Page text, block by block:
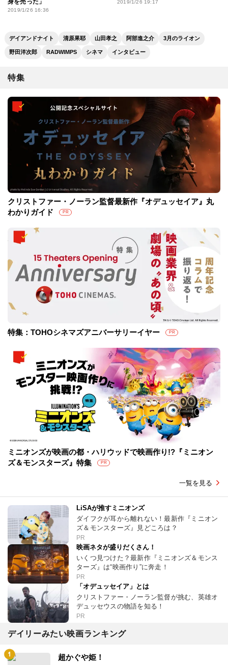
身を売った」
2019/1/26 16:36
2019/1/26 19:17
デイアンドナイト 清原果耶 山田孝之 阿部進之介 3月のライオン
野田洋次郎 RADWIMPS シネマ インタビュー
特集
クリストファー・ノーラン監督最新作『オデュッセイア』丸
わかりガイド
PR
特集：TOHOシネマズアニバーサリーイヤー PR
ミニオンズが映画の都・ハリウッドで映画作り!?『ミニオン
ズ＆モンスターズ』特集
PR
一覧を見る
LiSAが推すミニオンズ
ダイフクが耳から離れない！最新作『ミニオン
ズ＆モンスターズ』見どころは？
PR
映画ネタが盛りだくさん！
いくつ見つけた？最新作『ミニオンズ＆モンス
ターズ』は“映画作り”に奔走！
PR
「オデュッセイア」とは
クリストファー・ノーラン監督が挑む、英雄オ
デュッセウスの物語を知る！
PR
デイリーみたい映画ランキング
超かぐや姫！